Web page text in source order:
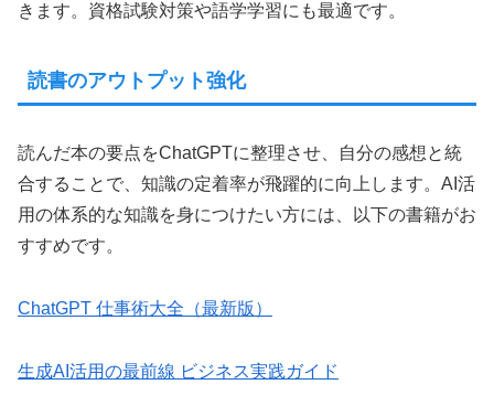
きます。資格試験対策や語学学習にも最適です。
読書のアウトプット強化
読んだ本の要点をChatGPTに整理させ、自分の感想と統
合することで、知識の定着率が飛躍的に向上します。AI活
用の体系的な知識を身につけたい方には、以下の書籍がお
すすめです。
ChatGPT 仕事術大全（最新版）
生成AI活用の最前線 ビジネス実践ガイド